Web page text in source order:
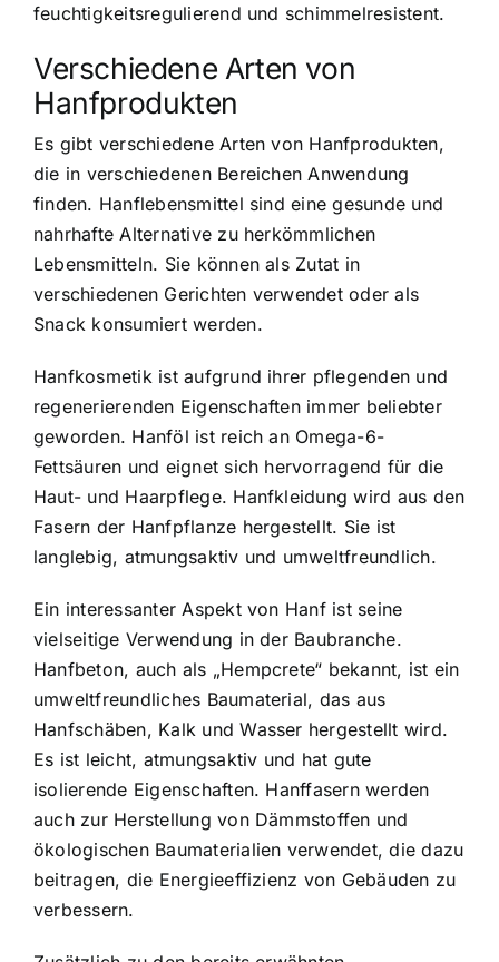
feuchtigkeitsregulierend und schimmelresistent.
Verschiedene Arten von
Hanfprodukten
Es gibt verschiedene Arten von Hanfprodukten,
die in verschiedenen Bereichen Anwendung
finden. Hanflebensmittel sind eine gesunde und
nahrhafte Alternative zu herkömmlichen
Lebensmitteln. Sie können als Zutat in
verschiedenen Gerichten verwendet oder als
Snack konsumiert werden.
Hanfkosmetik ist aufgrund ihrer pflegenden und
regenerierenden Eigenschaften immer beliebter
geworden. Hanföl ist reich an Omega-6-
Fettsäuren und eignet sich hervorragend für die
Haut- und Haarpflege. Hanfkleidung wird aus den
Fasern der Hanfpflanze hergestellt. Sie ist
langlebig, atmungsaktiv und umweltfreundlich.
Ein interessanter Aspekt von Hanf ist seine
vielseitige Verwendung in der Baubranche.
Hanfbeton, auch als „Hempcrete“ bekannt, ist ein
umweltfreundliches Baumaterial, das aus
Hanfschäben, Kalk und Wasser hergestellt wird.
Es ist leicht, atmungsaktiv und hat gute
isolierende Eigenschaften. Hanffasern werden
auch zur Herstellung von Dämmstoffen und
ökologischen Baumaterialien verwendet, die dazu
beitragen, die Energieeffizienz von Gebäuden zu
verbessern.